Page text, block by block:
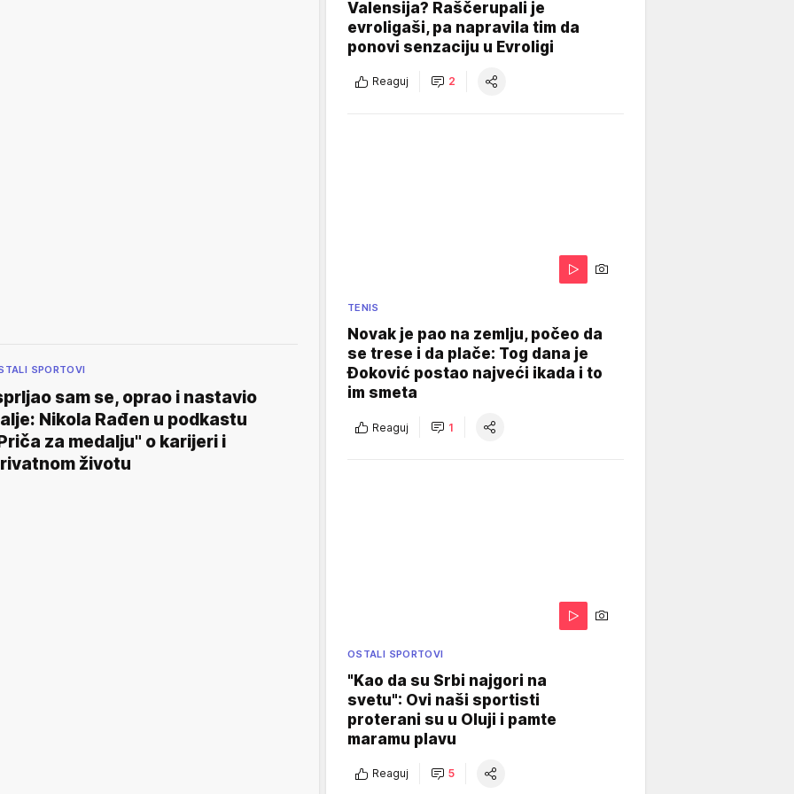
SPORTOVI
sam se, oprao i nastavio
Nikola Rađen u podkastu
za medalju" o karijeri i
životu
Valensija? Raščerupali je
evroligaši, pa napravila tim da
ponovi senzaciju u Evroligi
Reaguj 2
TENIS
Novak je pao na zemlju, počeo da
se trese i da plače: Tog dana je
Đoković postao najveći ikada i to
im smeta
Reaguj 1
OSTALI SPORTOVI
"Kao da su Srbi najgori na
svetu": Ovi naši sportisti
proterani su u Oluji i pamte
maramu plavu
Reaguj 5